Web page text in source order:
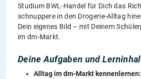
Studium BWL-Handel für Dich das
schnuppere in den Drogerie-Alltag
Dein eigenes Bild – mit Deinem
im dm-Markt.
Deine Aufgaben und
Alltag im dm-Markt kennenlernen: